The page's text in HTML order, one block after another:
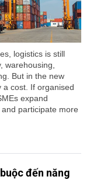
logistics is still
warehousing,
But in the new
a cost. If organised
expand
participate more
đến năng